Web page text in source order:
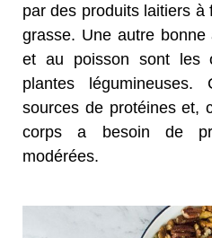
par des produits laitiers à
grasse. Une autre
et au poisson sont
plantes légumineuses.
sources de protéines et,
corps a besoin de
modérées.